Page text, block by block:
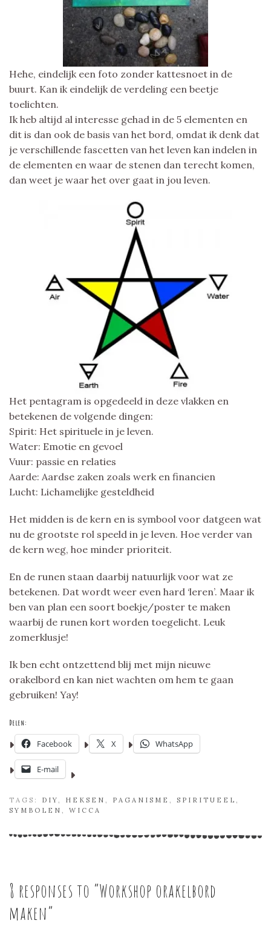
Hehe, eindelijk een foto zonder kattesnoet in de
buurt. Kan ik eindelijk de verdeling een beetje
toelichten.
Ik heb altijd al interesse gehad in de 5 elementen en
dit is dan ook de basis van het bord, omdat ik denk dat
je verschillende fascetten van het leven kan indelen in
de elementen en waar de stenen dan terecht komen,
dan weet je waar het over gaat in jou leven.
Het pentagram is opgedeeld in deze vlakken en
betekenen de volgende dingen:
Spirit: Het spirituele in je leven.
Water: Emotie en gevoel
Vuur: passie en relaties
Aarde: Aardse zaken zoals werk en financien
Lucht: Lichamelijke gesteldheid
Het midden is de kern en is symbool voor datgeen wat
nu de grootste rol speeld in je leven. Hoe verder van
de kern weg, hoe minder prioriteit.
En de runen staan daarbij natuurlijk voor wat ze
betekenen. Dat wordt weer even hard ‘leren’. Maar ik
ben van plan een soort boekje/poster te maken
waarbij de runen kort worden toegelicht. Leuk
zomerklusje!
Ik ben echt ontzettend blij met mijn nieuwe
orakelbord en kan niet wachten om hem te gaan
gebruiken! Yay!
Delen:
Facebook X WhatsApp
E-mail
TAGS: DIY, HEKSEN , PAGANISME , SPIRITUEEL ,
SYMBOLEN , WICCA
8 responses to “Workshop orakelbord
maken”